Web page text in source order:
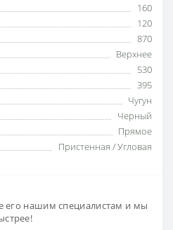
160
120
870
Верхнее
530
395
Чугун
Черный
Прямое
Пристенная / Угловая
его нашим специалистам и мы